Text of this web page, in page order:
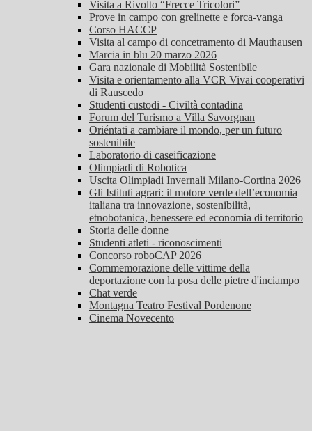
Visita a Rivolto “Frecce Tricolori”
Prove in campo con grelinette e forca-vanga
Corso HACCP
Visita al campo di concetramento di Mauthausen
Marcia in blu 20 marzo 2026
Gara nazionale di Mobilità Sostenibile
Visita e orientamento alla VCR Vivai cooperativi
di Rauscedo
Studenti custodi - Civiltà contadina
Forum del Turismo a Villa Savorgnan
Oriéntati a cambiare il mondo, per un futuro
sostenibile
Laboratorio di caseificazione
Olimpiadi di Robotica
Uscita Olimpiadi Invernali Milano-Cortina 2026
Gli Istituti agrari: il motore verde dell’economia
italiana tra innovazione, sostenibilità,
etnobotanica, benessere ed economia di territorio
Storia delle donne
Studenti atleti - riconoscimenti
Concorso roboCAP 2026
Commemorazione delle vittime della
deportazione con la posa delle pietre d'inciampo
Chat verde
Montagna Teatro Festival Pordenone
Cinema Novecento